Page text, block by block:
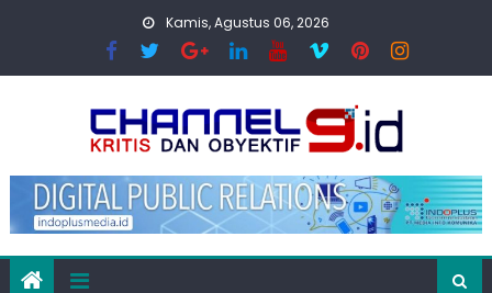
Kamis, Agustus 06, 2026